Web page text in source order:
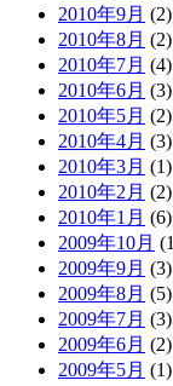
2010年9月 (2)
2010年8月 (2)
2010年7月 (4)
2010年6月 (3)
2010年5月 (2)
2010年4月 (3)
2010年3月 (1)
2010年2月 (2)
2010年1月 (6)
2009年10月
2009年9月 (3)
2009年8月 (5)
2009年7月 (3)
2009年6月 (2)
2009年5月 (1)